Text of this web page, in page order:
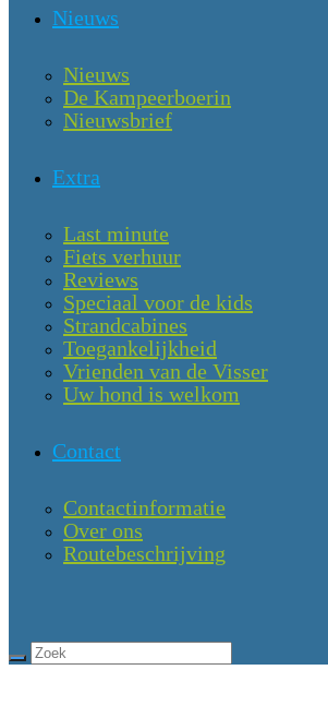
Nieuws
Nieuws
De Kampeerboerin
Nieuwsbrief
Extra
Last minute
Fiets verhuur
Reviews
Speciaal voor de kids
Strandcabines
Toegankelijkheid
Vrienden van de Visser
Uw hond is welkom
Contact
Contactinformatie
Over ons
Routebeschrijving